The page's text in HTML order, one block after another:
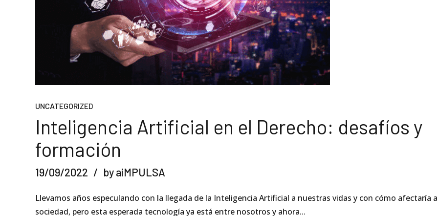
UNCATEGORIZED
Inteligencia Artificial en el Derecho: desafíos y
formación
19/09/2022 by aiMPULSA
Llevamos años especulando con la llegada de la Inteligencia Artificial a nuestras vidas y con cómo afectaría
sociedad, pero esta esperada tecnología ya está entre nosotros y ahora...